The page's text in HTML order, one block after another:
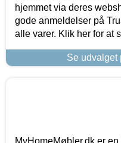
hjemmet via deres
gode anmeldelser på
alle varer. Klik her for at
Se udvalget
MyHomeMøbler.dk er